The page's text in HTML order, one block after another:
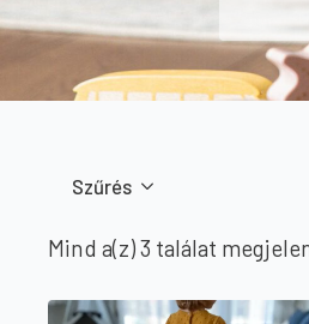
Szűrés
Mind a(z) 3 találat